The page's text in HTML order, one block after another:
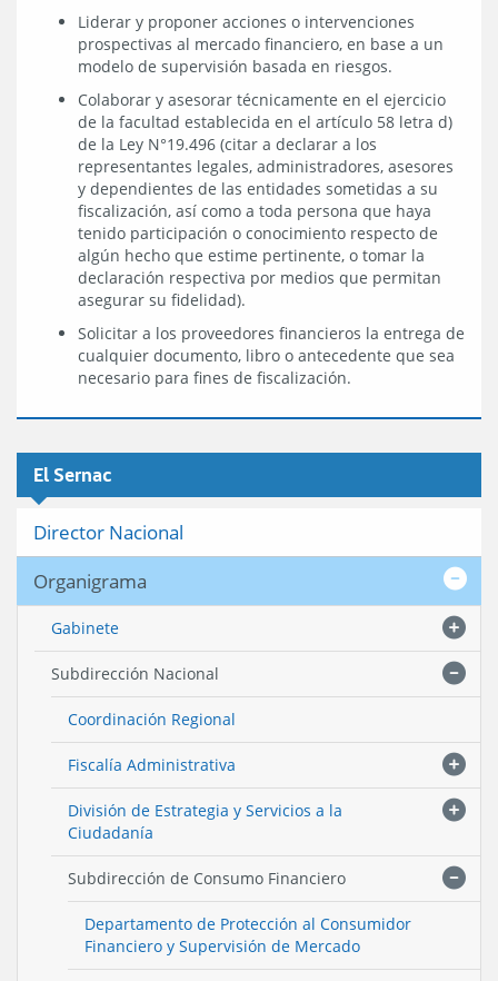
Liderar y proponer acciones o intervenciones
prospectivas al mercado financiero, en base a un
modelo de supervisión basada en riesgos.
Colaborar y asesorar técnicamente en el ejercicio
de la facultad establecida en el artículo 58 letra d)
de la Ley N°19.496 (citar a declarar a los
representantes legales, administradores, asesores
y dependientes de las entidades sometidas a su
fiscalización, así como a toda persona que haya
tenido participación o conocimiento respecto de
algún hecho que estime pertinente, o tomar la
declaración respectiva por medios que permitan
asegurar su fidelidad).
Solicitar a los proveedores financieros la entrega de
cualquier documento, libro o antecedente que sea
necesario para fines de fiscalización.
El Sernac
Director Nacional
Organigrama
Gabinete
Subdirección Nacional
Coordinación Regional
Fiscalía Administrativa
División de Estrategia y Servicios a la
Ciudadanía
Subdirección de Consumo Financiero
Departamento de Protección al Consumidor
Financiero y Supervisión de Mercado